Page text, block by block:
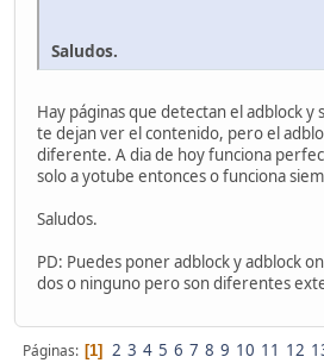
Saludos.
Hay páginas que detectan el adblock y
te dejan ver el contenido, pero el
diferente. A dia de hoy funciona
solo a yotube entonces o funciona
Saludos.
PD: Puedes poner adblock y adblock
dos o ninguno pero son diferentes
Páginas 1 2 3 4 5 6 7 8 9 10 11 12